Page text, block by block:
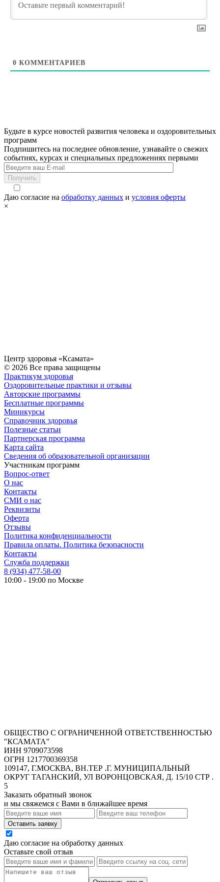
0 КОММЕНТАРИЕВ
Будьте в курсе новостей развития человека и оздоровительных
программ
Подпишитесь на последнее обновление, узнавайте о свежих
событиях, курсах и специальных предложениях первыми
Получить
Даю согласие на обработку данных и условия оферты
×
Центр здоровья «Ксамата»
© 2026 Все права защищены
Практикум здоровья
Оздоровительные практики и отзывы
Авторские программы
Бесплатные программы
Миникурсы
Справочник здоровья
Полезные статьи
Партнерская программа
Карта сайта
Сведения об образовательной организации
Участникам программ
Вопрос-ответ
О нас
Контакты
СМИ о нас
Реквизиты
Оферта
Отзывы
Политика конфиденциальности
Правила оплаты. Политика безопасности
Контакты
Служба поддержки
8 (934) 477-58-00
10:00 - 19:00 по Москве
ОБЩЕСТВО С ОГРАНИЧЕННОЙ ОТВЕТСТВЕННОСТЬЮ
"КСАМАТА"
ИНН 9709073598
ОГРН 1217700369358
109147, Г.МОСКВА, ВН.ТЕР .Г. МУНИЦИПАЛЬНЫЙ
ОКРУГ ТАГАНСКИЙ, УЛ ВОРОНЦОВСКАЯ, Д. 15/10 СТР .
5
Заказать обратный звонок
и мы свяжемся с Вами в ближайшее время
Оставить заявку
Даю согласие на обработку данных
Оставьте свой отзыв